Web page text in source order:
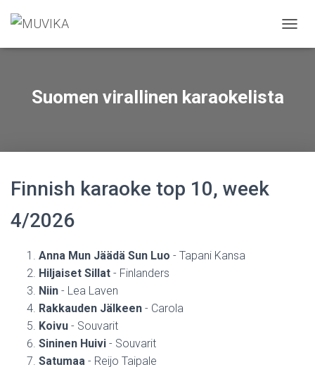
A
I
Suomen virallinen karaokelista
Finnish karaoke top 10, week
4/2026
Anna Mun Jäädä Sun Luo - Tapani Kansa
Hiljaiset Sillat - Finlanders
Niin - Lea Laven
Rakkauden Jälkeen - Carola
Koivu - Souvarit
Sininen Huivi - Souvarit
Satumaa - Reijo Taipale